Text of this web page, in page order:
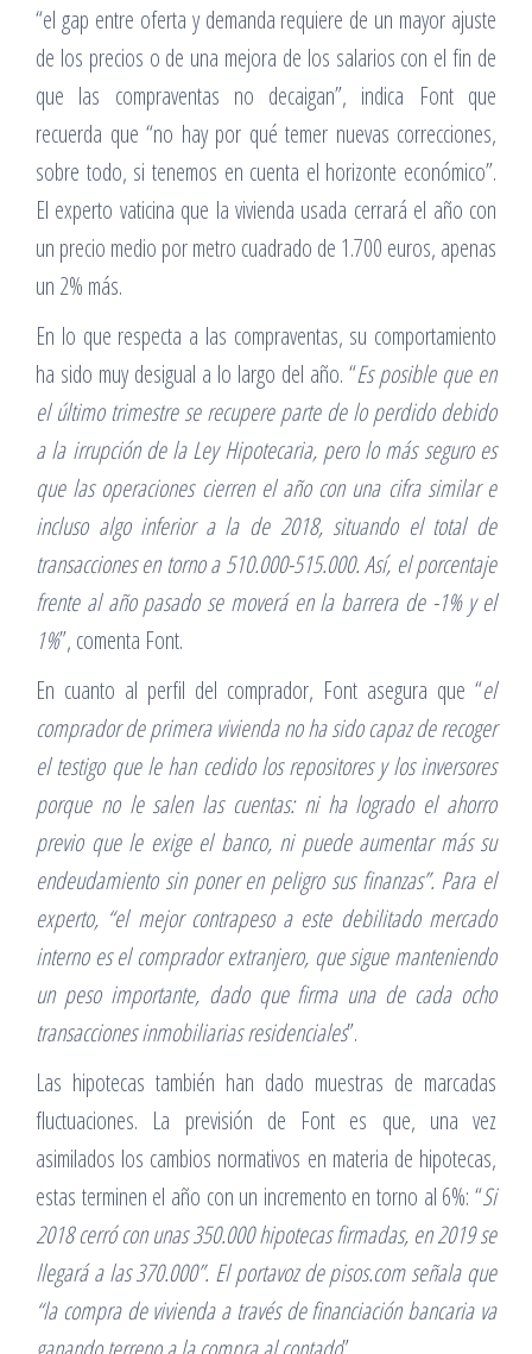
“el gap entre oferta y demanda requiere de un mayor ajuste
de los precios o de una mejora de los salarios con el fin de
que las compraventas no decaigan”, indica Font que
recuerda que “no hay por qué temer nuevas correcciones,
sobre todo, si tenemos en cuenta el horizonte económico”.
El experto vaticina que la vivienda usada cerrará el año con
un precio medio por metro cuadrado de 1.700 euros, apenas
un 2% más.
En lo que respecta a las compraventas, su comportamiento
ha sido muy desigual a lo largo del año. “Es posible que en
el último trimestre se recupere parte de lo perdido debido
a la irrupción de la Ley Hipotecaria, pero lo más seguro es
que las operaciones cierren el año con una cifra similar e
incluso algo inferior a la de 2018, situando el total de
transacciones en torno a 510.000-515.000. Así, el porcentaje
frente al año pasado se moverá en la barrera de -1% y el
1%”, comenta Font.
En cuanto al perfil del comprador, Font asegura que “el
comprador de primera vivienda no ha sido capaz de recoger
el testigo que le han cedido los repositores y los inversores
porque no le salen las cuentas: ni ha logrado el ahorro
previo que le exige el banco, ni puede aumentar más su
endeudamiento sin poner en peligro sus finanzas”. Para el
experto, “el mejor contrapeso a este debilitado mercado
interno es el comprador extranjero, que sigue manteniendo
un peso importante, dado que firma una de cada ocho
transacciones inmobiliarias residenciales”.
Las hipotecas también han dado muestras de marcadas
fluctuaciones. La previsión de Font es que, una vez
asimilados los cambios normativos en materia de hipotecas,
estas terminen el año con un incremento en torno al 6%: “Si
2018 cerró con unas 350.000 hipotecas firmadas, en 2019 se
llegará a las 370.000”. El portavoz de pisos.com señala que
“la compra de vivienda a través de financiación bancaria va